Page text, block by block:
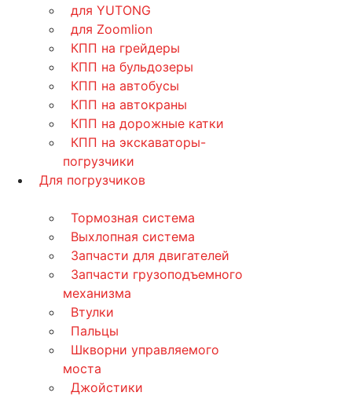
для YUTONG
для Zoomlion
КПП на грейдеры
КПП на бульдозеры
КПП на автобусы
КПП на автокраны
КПП на дорожные катки
КПП на экскаваторы-
погрузчики
Для погрузчиков
Тормозная система
Выхлопная система
Запчасти для двигателей
Запчасти грузоподъемного
механизма
Втулки
Пальцы
Шкворни управляемого
моста
Джойстики